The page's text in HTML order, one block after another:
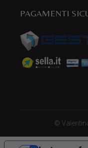
PAGAMENTI
©